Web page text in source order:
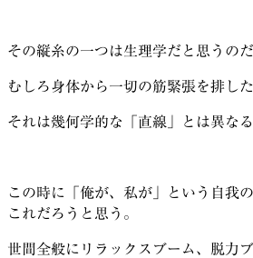
その縦糸の一つは生理学だと思うの
むしろ身体から一切の筋緊張を排し
それは幾何学的な「直線」とは異な
この時に「俺が、私が」という自我
これだろうと思う。
世間全般にリラックスブーム、脱力